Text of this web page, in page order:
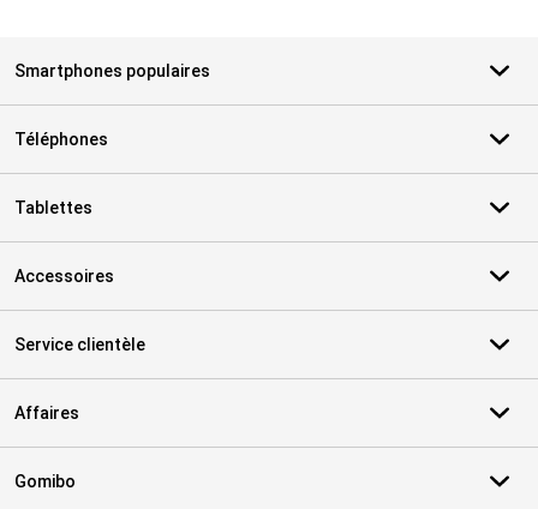
Smartphones populaires
Téléphones
Tablettes
Accessoires
Service clientèle
Affaires
Gomibo